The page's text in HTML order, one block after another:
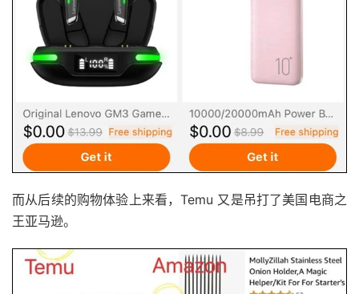
而从后续的购物体验上来看，Temu 又是吊打了美国电商之
王亚马逊。